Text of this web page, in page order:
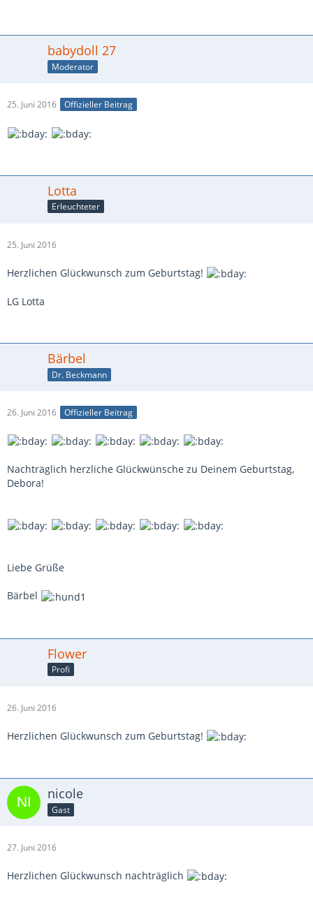
babydoll 27
Moderator
25. Juni 2016 Offizieller Beitrag
Lotta
Erleuchteter
25. Juni 2016
Herzlichen Glückwunsch zum Geburtstag!
LG Lotta
Bärbel
Dr. Beckmann
26. Juni 2016 Offizieller Beitrag
Nachträglich herzliche Glückwünsche zu Deinem Geburtstag,
Debora!
Liebe Grüße
Bärbel
Flower
Profi
26. Juni 2016
Herzlichen Glückwunsch zum Geburtstag!
nicole
Gast
27. Juni 2016
Herzlichen Glückwunsch nachträglich